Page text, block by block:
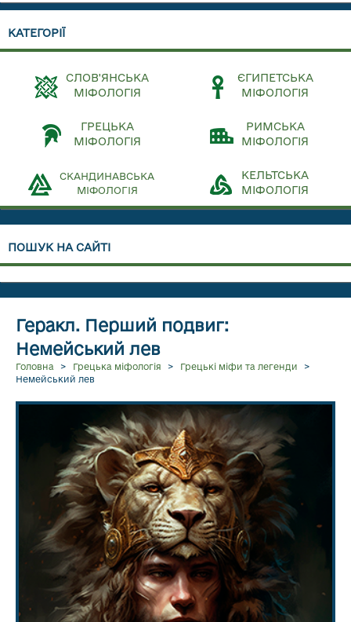
КАТЕГОРІЇ
СЛОВ'ЯНСЬКА
МІФОЛОГІЯ
ЄГИПЕТСЬКА
МІФОЛОГІЯ
ГРЕЦЬКА
МІФОЛОГІЯ
РИМСЬКА
МІФОЛОГІЯ
СКАНДИНАВСЬКА
МІФОЛОГІЯ
КЕЛЬТСЬКА
МІФОЛОГІЯ
ПОШУК НА САЙТІ
Геракл. Перший подвиг:
Немейський лев
Головна > Грецька міфологія > Грецькі міфи та легенди
>
Немейський лев